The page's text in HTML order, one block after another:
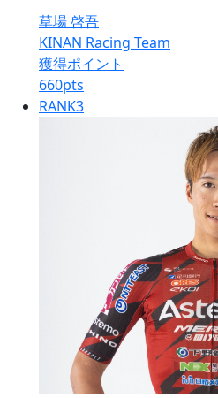
草場 啓吾
KINAN Racing Team
獲得ポイント
660pts
RANK3